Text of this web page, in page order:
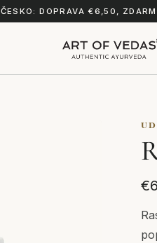
ČESKO: DOPRAVA €6,50,